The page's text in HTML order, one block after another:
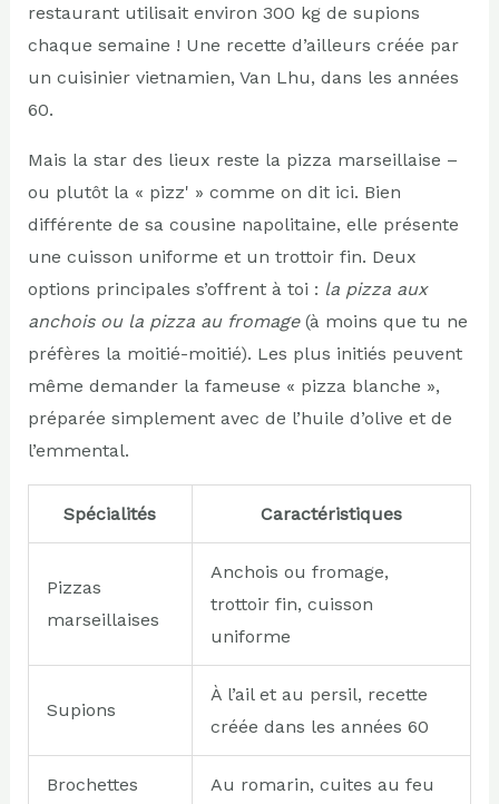
restaurant utilisait environ 300 kg de supions
chaque semaine ! Une recette d’ailleurs créée par
un cuisinier vietnamien, Van Lhu, dans les années
60.
Mais la star des lieux reste la pizza marseillaise –
ou plutôt la « pizz' » comme on dit ici. Bien
différente de sa cousine napolitaine, elle présente
une cuisson uniforme et un trottoir fin. Deux
options principales s’offrent à toi : la pizza aux
anchois ou la pizza au fromage(à moins que tu ne
préfères la moitié-moitié). Les plus initiés peuvent
même demander la fameuse « pizza blanche »,
préparée simplement avec de l’huile d’olive et de
l’emmental.
Spécialités Caractéristiques
Pizzas
marseillaises
Anchois ou fromage,
trottoir fin, cuisson
uniforme
Supions
À l’ail et au persil, recette
créée dans les années 60
Brochettes
Au romarin, cuites au feu